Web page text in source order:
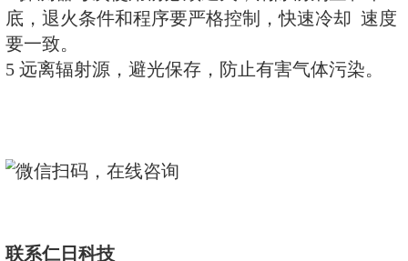
10 供应商：上海仁日
三 使用条件
恒温温度：２４０oC（１０～２
2 重复使用中退火条件：240±2oC